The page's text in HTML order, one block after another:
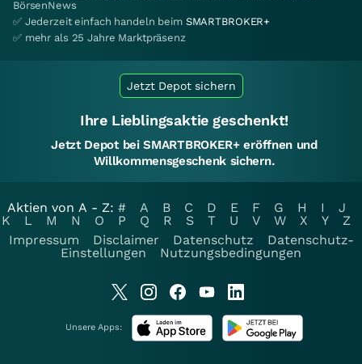
BörsenNews
✅ Jederzeit einfach handeln beim SMARTBROKER+
✅ mehr als 25 Jahre Marktpräsenz
Jetzt Depot sichern
Ihre Lieblingsaktie geschenkt!
Jetzt Depot bei SMARTBROKER+ eröffnen und
Willkommensgeschenk sichern.
Aktien von A - Z: # A B C D E F G H I
J
K
L M N O P Q R S T U V W X Y
Z
Impressum
Disclaimer Datenschutz
Datenschutz-
Einstellungen
Nutzungsbedingungen
Unsere Apps: